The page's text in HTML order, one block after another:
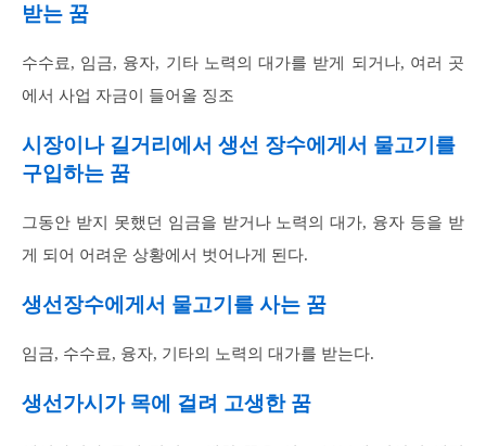
받는 꿈
수수료, 임금, 융자, 기타 노력의 대가를 받게 되거나, 여러 곳
에서 사업 자금이 들어올 징조
시장이나 길거리에서 생선 장수에게서 물고기를
구입하는 꿈
그동안 받지 못했던 임금을 받거나 노력의 대가, 융자 등을 받
게 되어 어려운 상황에서 벗어나게 된다.
생선장수에게서 물고기를 사는 꿈
임금, 수수료, 융자, 기타의 노력의 대가를 받는다.
생선가시가 목에 걸려 고생한 꿈